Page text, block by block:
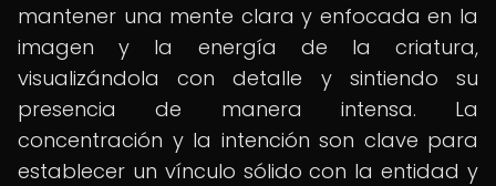
mantener una mente clara y enfocada en la
imagen y la energía de la criatura,
visualizándola con detalle y sintiendo su
presencia de manera intensa. La
concentración y la intención son clave para
establecer un vínculo sólido con la entidad y